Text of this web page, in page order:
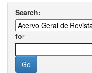
Search:
for